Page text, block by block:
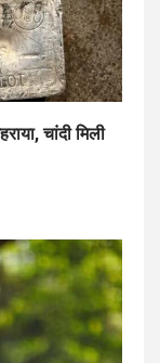
चांदी मिली